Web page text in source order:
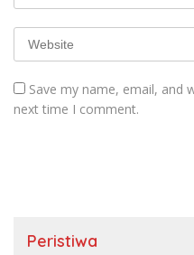
Save my name, email, and
next time I comment.
Peristiwa